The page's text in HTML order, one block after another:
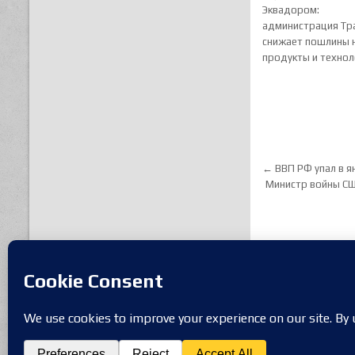
Эквадором:
администрация
снижает пошлины
продукты и
← ВВП РФ упал в
Министр войны